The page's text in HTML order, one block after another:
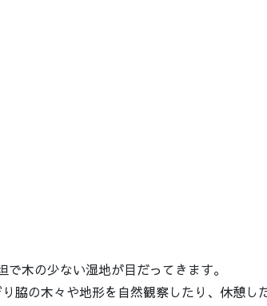
木の少ない湿地が目だってきます。
脇の木々や地形を自然観察したり、休憩し